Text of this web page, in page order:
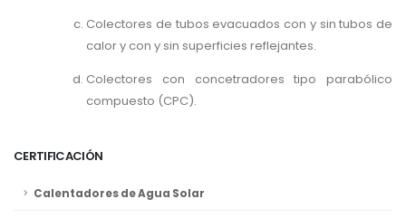
CERTIFICACIÓN
Calentadores de Agua Solar
Colectores de tubos evacuados con y sin tubos de
calor y con y sin superficies reflejantes.
Colectores con concetradores tipo parabólico
compuesto (CPC).